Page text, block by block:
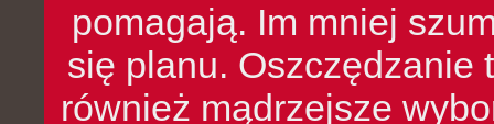
pomagają. Im mniej
się planu. Oszczędzanie
również mądrzejsze